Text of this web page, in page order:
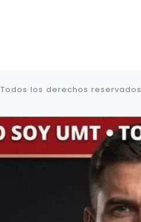
Todos los derechos reservados